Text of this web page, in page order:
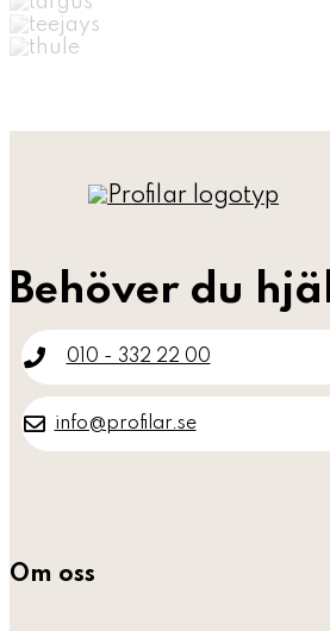
Behöver du
010 - 332 22 00
info@profilar.se
Om oss